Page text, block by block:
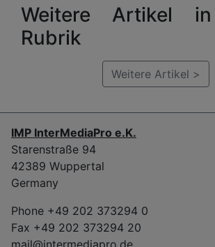
Weitere Artikel
Rubrik
Weitere Artikel >
IMP InterMediaPro e.K.
Starenstraße 94
42389 Wuppertal
Germany
Phone +49 202 373294 0
Fax +49 202 373294 20
mail@intermediapro.de